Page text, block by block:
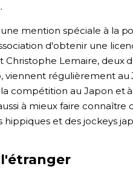
mention spéciale à la
d'obtenir une
Christophe Lemaire, deux
viennent régulièrement
compétition au Japon et
à mieux faire connaître
et des jockeys
l'étranger